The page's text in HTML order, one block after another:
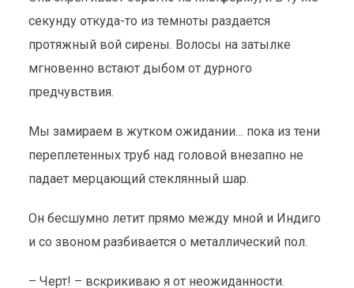
секунду откуда-то из темноты раздается
протяжный вой сирены. Волосы на затылке
мгновенно встают дыбом от дурного
предчувствия.
Мы замираем в жутком ожидании… пока из тени
переплетенных труб над головой внезапно не
падает мерцающий стеклянный шар.
Он бесшумно летит прямо между мной и Индиго
и со звоном разбивается о металлический пол.
– Черт! – вскрикиваю я от неожиданности.